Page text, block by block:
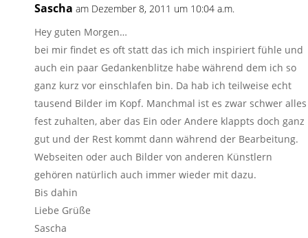
Sascha am Dezember 8, 2011 um 10:04 a.m.
Hey guten Morgen…
bei mir findet es oft statt das ich mich inspiriert fühle und
auch ein paar Gedankenblitze habe während dem ich so
ganz kurz vor einschlafen bin. Da hab ich teilweise echt
tausend Bilder im Kopf. Manchmal ist es zwar schwer alles
fest zuhalten, aber das Ein oder Andere klappts doch ganz
gut und der Rest kommt dann während der Bearbeitung.
Webseiten oder auch Bilder von anderen Künstlern
gehören natürlich auch immer wieder mit dazu.
Bis dahin
Liebe Grüße
Sascha